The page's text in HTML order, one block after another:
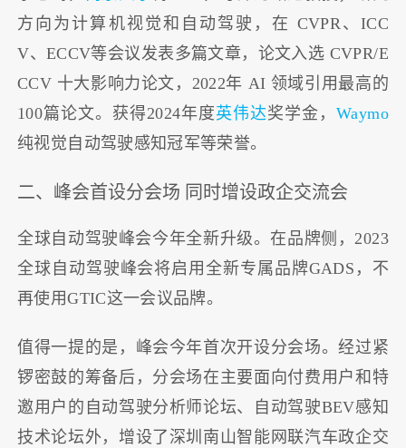
方向为计算机视觉和自动驾驶，在 CVPR、ICC
V、ECCV等会议发表多篇文章，论文入选 CVPR/E
CCV 十大影响力论文，2022年 AI 领域引用最高的
100篇论文。获得2024年度英伟达奖学金，Waymo
纯视觉自动驾驶感知冠军等荣誉。
二、峰会首设分会场 同时增设政企交流会
全球自动驾驶峰会今年全新升级。在品牌侧，2023
全球自动驾驶峰会将启用全新专属品牌GADS，不
再使用GTIC这一会议品牌。
值得一提的是，峰会今年首次开设分会场。经过紧
锣密鼓的筹备后，分会场在主要面向付费用户和特
邀用户的自动驾驶分析师论坛、自动驾驶BEV感知
技术论坛外，增设了深圳南山智能网联汽车政企交